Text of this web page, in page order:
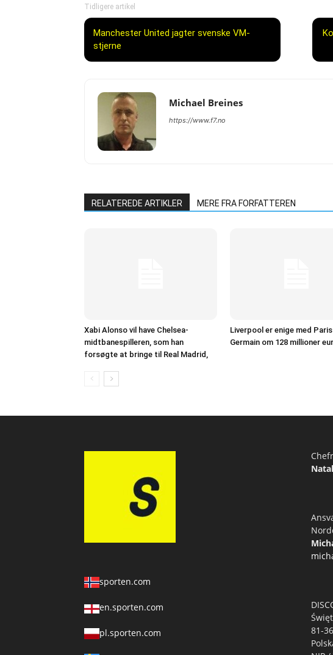
Tidligere artikel
Manchester United jagter svenske VM-
stjerne
Michael Breines
https://www.f7.no
RELATEREDE ARTIKLER MERE FRA FORFATTEREN
Xabi Alonso vil have Chelsea-
midtbanespilleren, som han
forsøgte at bringe til Real Madrid,
Liverpool er enige med
Germain om 128 millioner
sporten.com
en.sporten.com
pl.sporten.com
81-